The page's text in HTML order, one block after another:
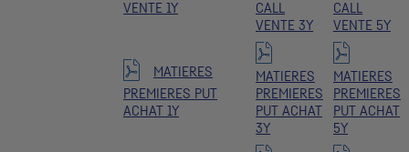
VENTE 1Y
CALL
VENTE 3Y
CALL
VENTE 5Y
MATIERES
PREMIERES PUT
ACHAT 1Y
MATIERES
PREMIERES
PUT ACHAT
3Y
MATIERES
PREMIERES
PUT ACHAT
5Y